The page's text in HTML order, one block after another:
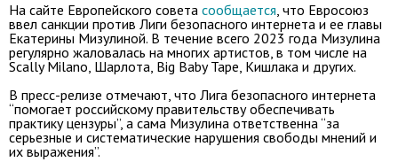
На сайте Европейского совета сообщается, что Евросоюз
ввел санкции против Лиги безопасного интернета и ее главы
Екатерины Мизулиной. В течение всего 2023 года Мизулина
регулярно жаловалась на многих артистов, в том числе на
Scally Milano, Шарлота, Big Baby Tape, Кишлака и других.
В пресс-релизе отмечают, что Лига безопасного интернета
“помогает российскому правительству обеспечивать
практику цензуры”, а сама Мизулина ответственна “за
серьезные и систематические нарушения свободы мнений и
их выражения”.